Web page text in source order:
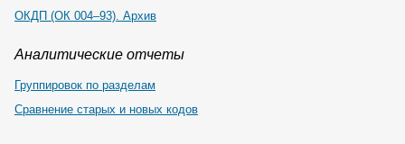
ОКДП (ОК 004–93). Архив
Аналитические отчеты
Группировок по разделам
Сравнение старых и новых кодов